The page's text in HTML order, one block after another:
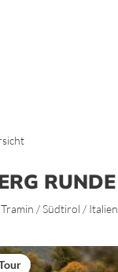
RUNDE
/ Südtirol / Italien